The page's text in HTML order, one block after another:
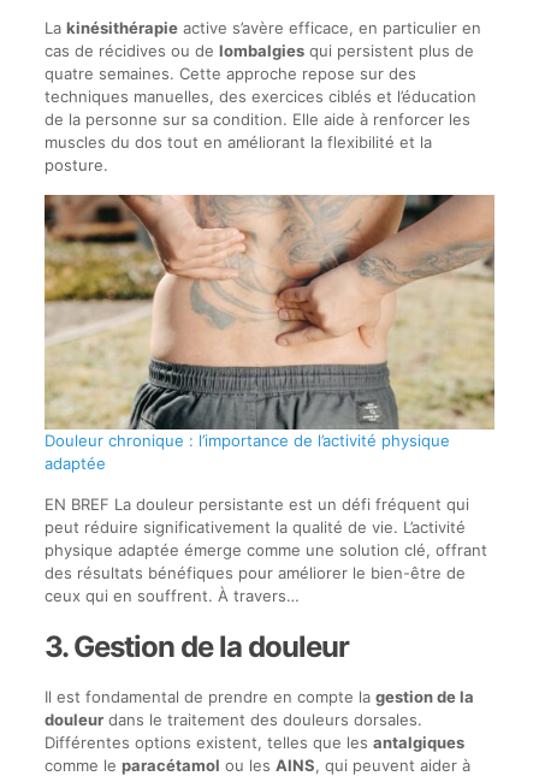
La kinésithérapieactive s’avère efficace, en particulier en
cas de récidives ou de lombalgiesqui persistent plus de
quatre semaines. Cette approche repose sur des
techniques manuelles, des exercices ciblés et l’éducation
de la personne sur sa condition. Elle aide à renforcer les
muscles du dos tout en améliorant la flexibilité et la
posture.
Douleur chronique : l’importance de l’activité physique
adaptée
EN BREF La douleur persistante est un défi fréquent qui
peut réduire significativement la qualité de vie. L’activité
physique adaptée émerge comme une solution clé, offrant
des résultats bénéfiques pour améliorer le bien-être de
ceux qui en souffrent. À travers…
3. Gestion de la douleur
Il est fondamental de prendre en compte la gestion de la
douleurdans le traitement des douleurs dorsales.
Différentes options existent, telles que les antalgiques
comme le paracétamol ou les AINS, qui peuvent aider à